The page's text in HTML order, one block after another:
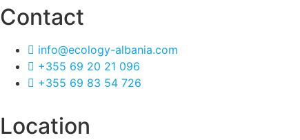
Contact
info@ecology-albania.com
+355 69 20 21 096
+355 69 83 54 726
Location